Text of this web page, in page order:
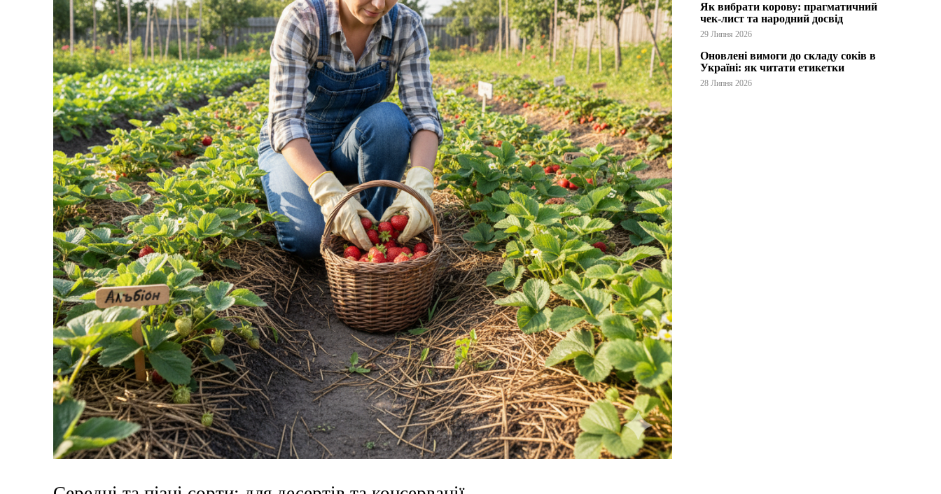
Як вибрати корову: прагматичний
чек-лист та народний досвід
29 Липня 2026
Оновлені вимоги до складу соків в
Україні: як читати етикетки
28 Липня 2026